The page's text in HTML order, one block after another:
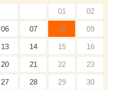
01 02
06 07 08 09
13 14 15 16
20 21 22 23
27 28 29 30